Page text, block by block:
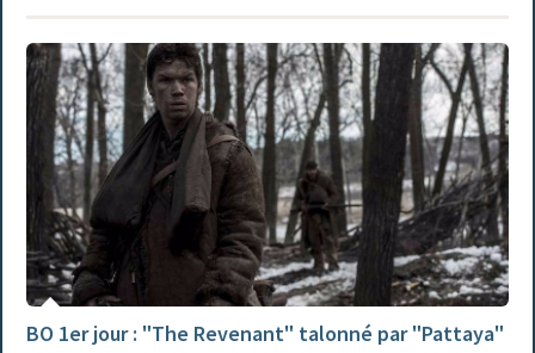
BO 1er jour : "The Revenant" talonné par "Pattaya"